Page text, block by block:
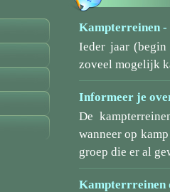
Kampterreinen
Ieder jaar (begin
zoveel mogelijk
Informeer je
De
wanneer op
groep die er al
Kampterrreinen